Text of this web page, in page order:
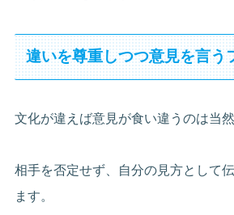
違いを尊重しつつ意見を言う
文化が違えば意見が食い違うのは当然
相手を否定せず、自分の見方として
ます。